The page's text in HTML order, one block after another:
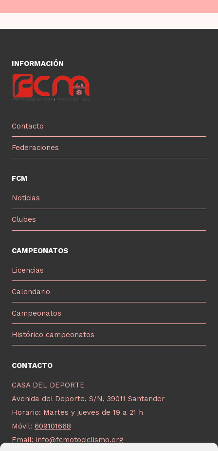
INFORMACIÓN
Contacto
Federaciones
FCM
Noticias
Clubes
CAMPEONATOS
Licencias
Calendario
Campeonatos
Histórico campeonatos
CONTACTO
CASA DEL DEPORTE
Avenida del Deporte, S/N, 39011 Santander
Horario: Martes y jueves de 19 a 21 h
Móvil: 609101668
Email: info@fcmotociclismo.org